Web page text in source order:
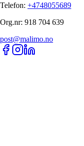
Telefon: +4748055689
Org.nr: 918 704 639
post@malimo.no